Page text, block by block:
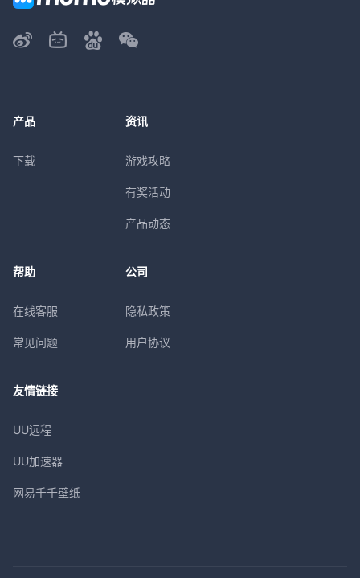
产品
下载
资讯
游戏攻略
有奖活动
产品动态
帮助
在线客服
常见问题
公司
隐私政策
用户协议
友情链接
UU远程
UU加速器
网易千千壁纸